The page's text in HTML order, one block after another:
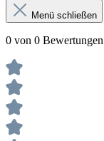
Menü schließen
0 von 0 Bewertungen